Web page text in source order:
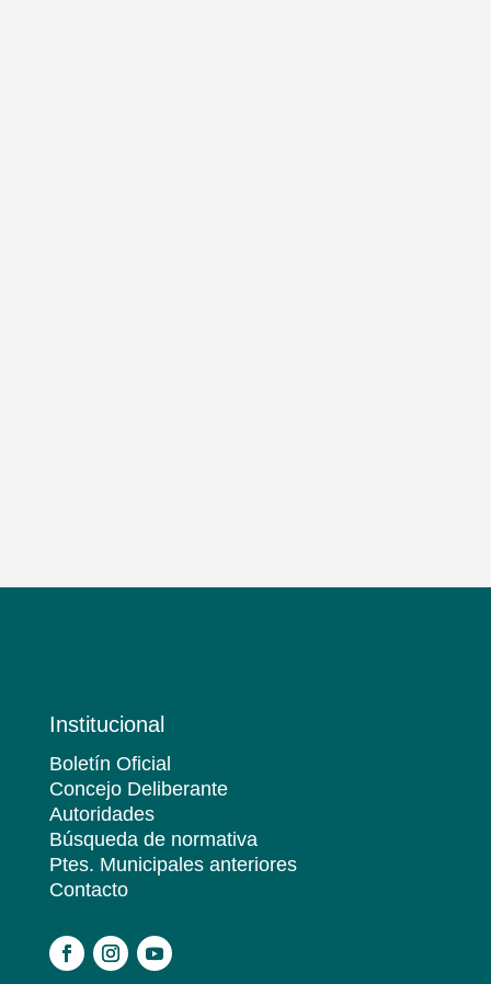
Institucional
Boletín Oficial
Concejo Deliberante
Autoridades
Búsqueda de normativa
Ptes. Municipales anteriores
Contacto